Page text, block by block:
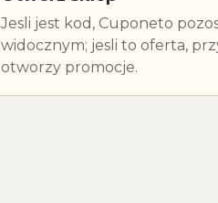
Jesli jest kod, Cuponeto
widocznym; jesli to oferta,
otworzy promocje.